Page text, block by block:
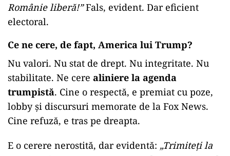
Românie liberă!”Fals, evident. Dar eficient
electoral.
Ce ne cere, de fapt, America lui Trump?
Nu valori. Nu stat de drept. Nu integritate. Nu
stabilitate. Ne cere aliniere la agenda
trumpistă. Cine o respectă, e premiat cu poze,
lobby și discursuri memorate de la Fox News.
Cine refuză, e tras pe dreapta.
E o cerere nerostită, dar evidentă: „Trimiteți la